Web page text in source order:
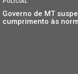
Governo de MT
cumprimento às